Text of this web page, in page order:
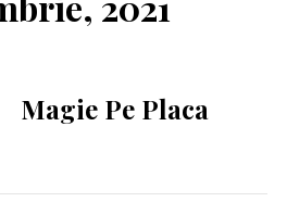
Magie Pe Placa